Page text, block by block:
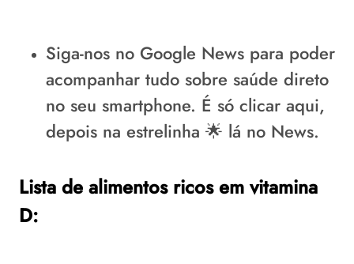
Siga-nos no Google News para poder
acompanhar tudo sobre saúde direto
no seu smartphone. É só clicar aqui,
depois na estrelinha 🌟 lá no News.
Lista de alimentos ricos em vitamina
D: